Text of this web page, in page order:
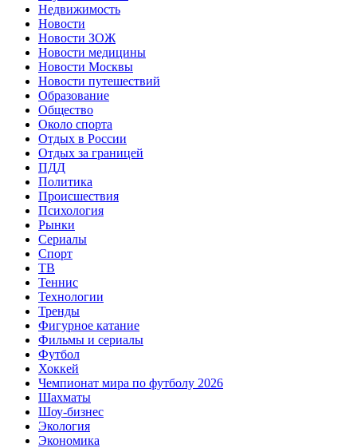
Недвижимость
Новости
Новости ЗОЖ
Новости медицины
Новости Москвы
Новости путешествий
Образование
Общество
Около спорта
Отдых в России
Отдых за границей
ПДД
Политика
Происшествия
Психология
Рынки
Сериалы
Спорт
ТВ
Теннис
Технологии
Тренды
Фигурное катание
Фильмы и сериалы
Футбол
Хоккей
Чемпионат мира по футболу 2026
Шахматы
Шоу-бизнес
Экология
Экономика